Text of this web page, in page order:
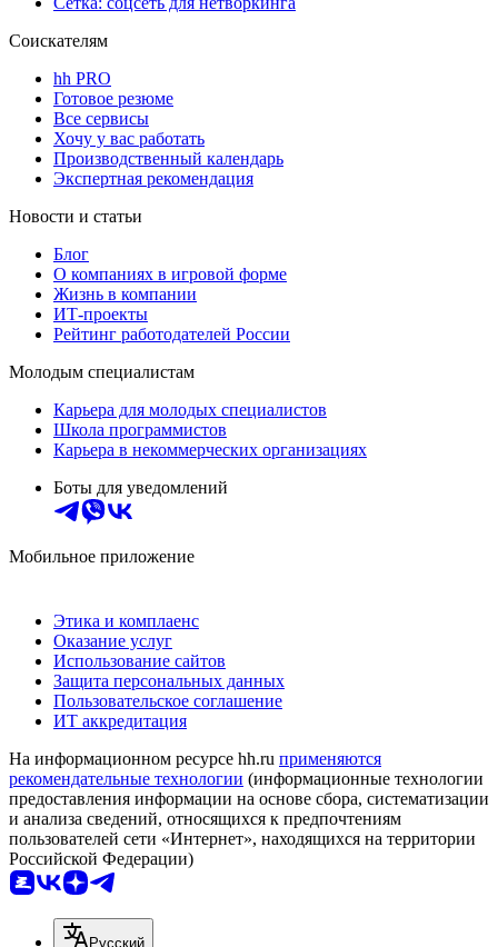
Соискателям
hh PRO
Готовое резюме
Все сервисы
Хочу у вас работать
Производственный календарь
Экспертная рекомендация
Новости и статьи
Блог
О компаниях в игровой форме
Жизнь в компании
ИТ-проекты
Рейтинг работодателей России
Молодым специалистам
Карьера для молодых специалистов
Школа программистов
Карьера в некоммерческих организациях
Боты для уведомлений
Мобильное приложение
Этика и комплаенс
Оказание услуг
Использование сайтов
Защита персональных данных
Пользовательское соглашение
ИТ аккредитация
На информационном ресурсе hh.ru применяются
рекомендательные технологии (информационные технологии
предоставления информации на основе сбора, систематизации
и анализа сведений, относящихся к предпочтениям
пользователей сети «Интернет», находящихся на территории
Российской Федерации)
Русский